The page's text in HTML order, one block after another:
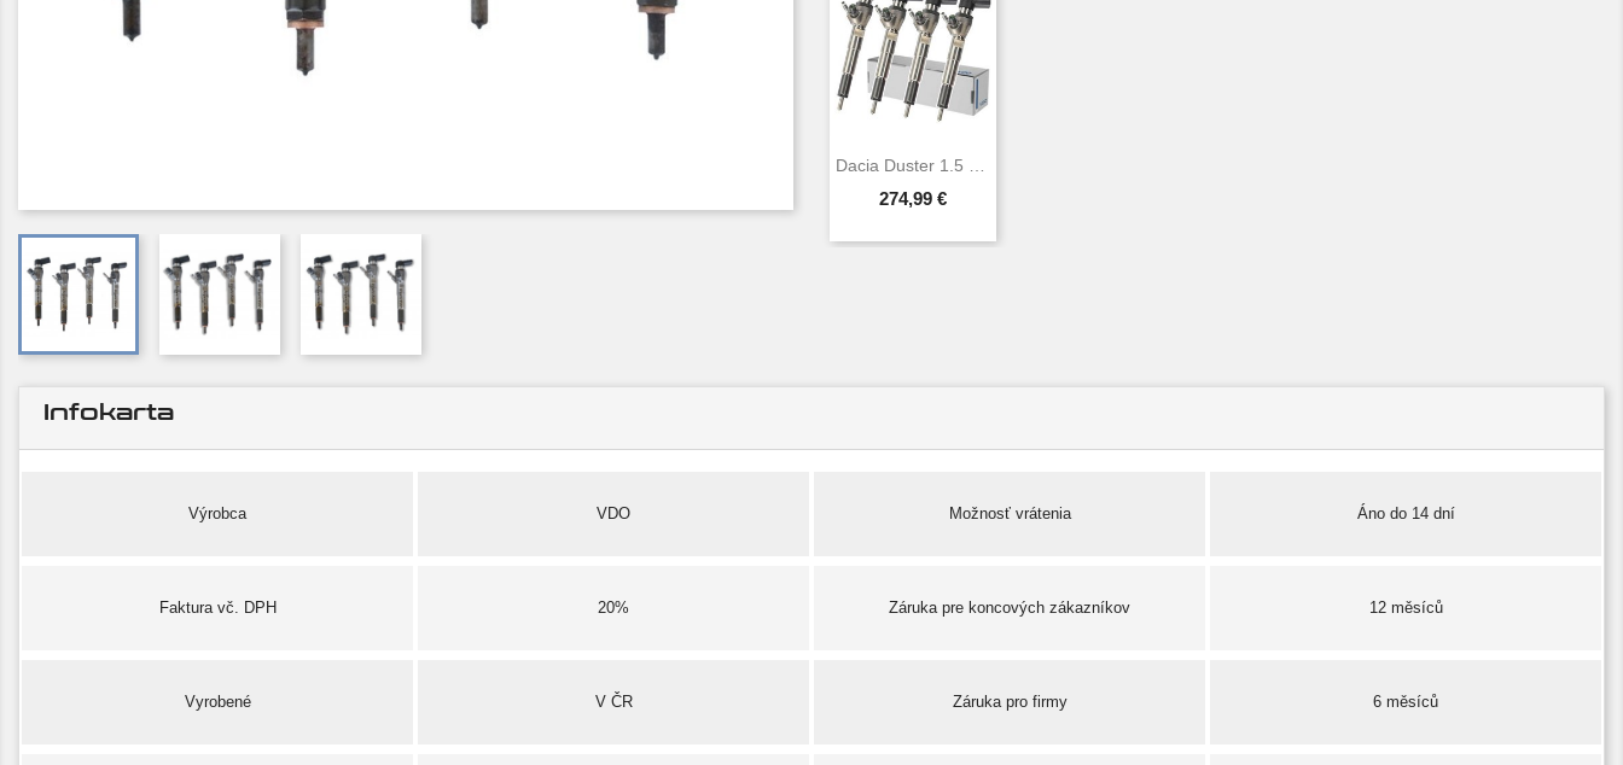
274,99 €
Infokarta
Výrobca VDO Možnosť vrátenia Áno do 14 dní
Faktura vč. DPH 20% Záruka pre koncových zákazníkov 12 měsíců
Vyrobené V ČR Záruka pro firmy 6 měsíců